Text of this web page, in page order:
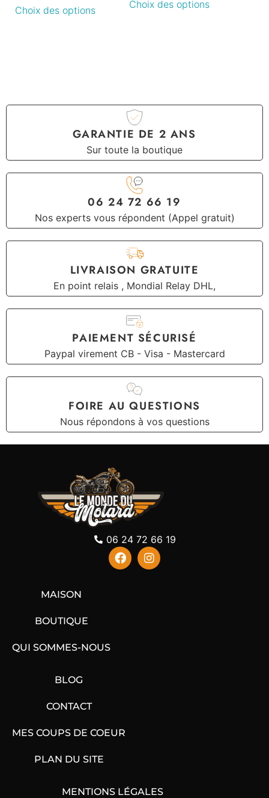
Choix des options Choix des options
GARANTIE DE 2 ANS
Sur toute la boutique
06 24 72 66 19
Nos experts vous répondent (Appel gratuit)
LIVRAISON GRATUITE
En point relais , Mondial Relay DHL,
PAIEMENT SÉCURISÉ
Paypal virement CB - Visa - Mastercard
FOIRE AU QUESTIONS
Nous répondons à vos questions
06 24 72 66 19
MAISON
BOUTIQUE
QUI SOMMES-NOUS
BLOG
CONTACT
MES COUPS DE COEUR
PLAN DU SITE
MENTIONS LÉGALES